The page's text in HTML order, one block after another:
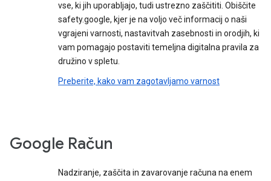
vse, ki jih uporabljajo, tudi ustrezno zaščititi. Obiščite
safety.google, kjer je na voljo več informacij o naši
vgrajeni varnosti, nastavitvah zasebnosti in orodjih, ki
vam pomagajo postaviti temeljna digitalna pravila za
družino v spletu.
Preberite, kako vam zagotavljamo varnost
Google Račun
Nadziranje, zaščita in zavarovanje računa na enem